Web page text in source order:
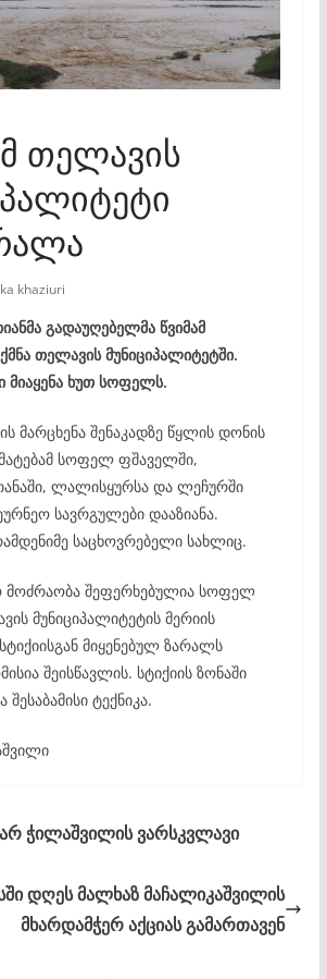
თელავის
khaziuri
გადაუღებელმა წვიმამ
თელავის მუნიციპალიტეტში.
მიაყენა ხუთ სოფელს.
მარცხენა შენაკადზე წყლის დონის
სოფელ ფშაველში,
ლალისყურსა და ლეჩურში
სავრგულები დააზიანა.
საცხოვრებელი სახლიც.
მოძრაობა შეფერხებულია სოფელ
მუნიციპალიტეტის მერიის
მიყენებულ ზარალს
შეისწავლის. სტიქიის ზონაში
ტექნიკა.
ჭილაშვილის ვარსკვლავი
დღეს მალხაზ მაჩალიკაშვილის
მხარდამჭერ აქციას გამართავენ